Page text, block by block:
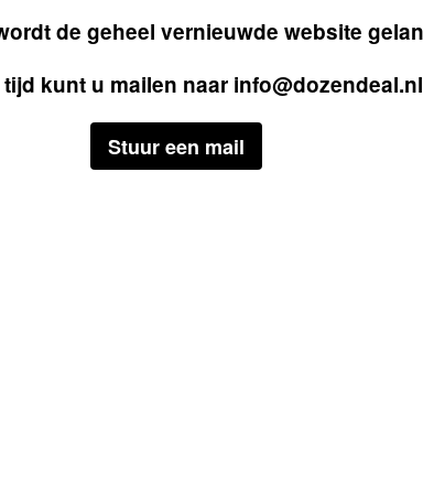
de geheel vernieuwde website
kunt u mailen naar info@dozendeal.nl
Stuur een mail